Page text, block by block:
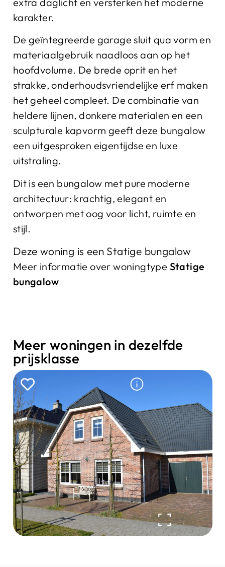
karakter.
De geïntegreerde garage sluit qua vorm en
materiaalgebruik naadloos aan op het
hoofdvolume. De brede oprit en het
strakke, onderhoudsvriendelijke erf maken
het geheel compleet. De combinatie van
heldere lijnen, donkere materialen en een
sculpturale kapvorm geeft deze bungalow
een uitgesproken eigentijdse en luxe
uitstraling.
Dit is een bungalow met pure moderne
architectuur: krachtig, elegant en
ontworpen met oog voor licht, ruimte en
stijl.
Deze woning is een Statige bungalow
Meer informatie over woningtype Statige
bungalow
Meer woningen in dezelfde
prijsklasse